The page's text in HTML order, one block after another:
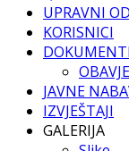
UPRAVNI
KORISNICI
DOKUMENTI
JAVNE
IZVJEŠTAJI
GALERIJA